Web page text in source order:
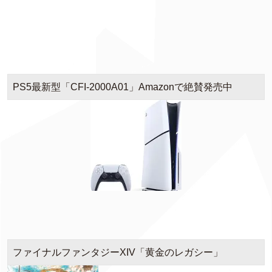
PS5最新型「CFI-2000A01」Amazonで絶賛発売中
ファイナルファンタジーXIV「黄金のレガシー」